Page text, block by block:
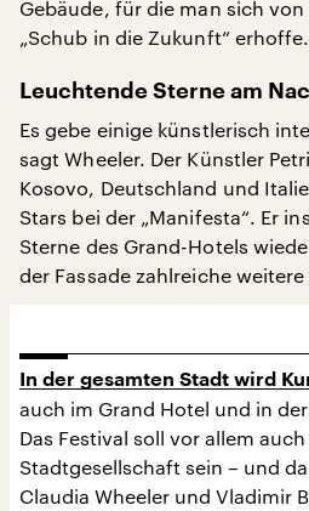
Gebäude, für die man sich von
„Schub in die Zukunft“ erhoffe.
Leuchtende Sterne am
Es gebe einige künstlerisch
sagt Wheeler. Der Künstler
Kosovo, Deutschland und
Stars bei der „Manifesta“. Er
Sterne des Grand-Hotels
der Fassade zahlreiche
In der gesamten Stadt wird
auch im Grand Hotel und in
Das Festival soll vor allem
Stadtgesellschaft sein – und
Claudia Wheeler und Vladimir